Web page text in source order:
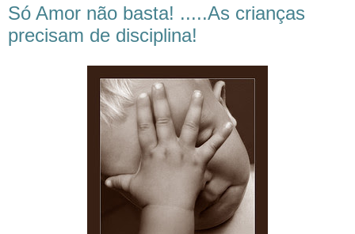
Só Amor não basta! .....As crianças
precisam de disciplina!